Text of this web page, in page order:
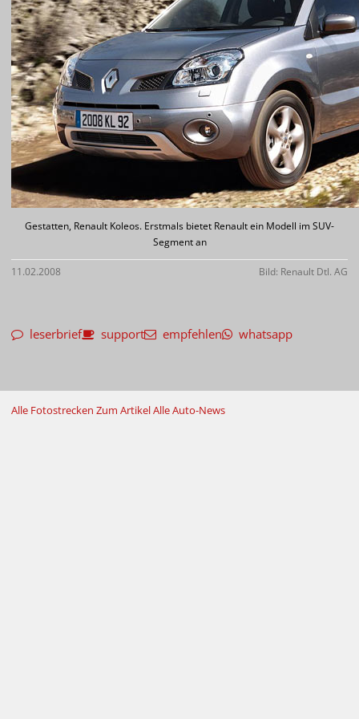
Gestatten, Renault Koleos. Erstmals bietet Renault ein Modell im SUV-
Segment an
11.02.2008 Bild: Renault Dtl. AG
leserbrief support empfehlen whatsapp
Alle Fotostrecken Zum ArtikelAlle Auto-News